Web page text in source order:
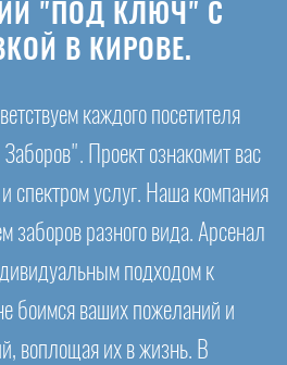
"ПОД КЛЮЧ" С
В КИРОВЕ.
каждого посетителя
Проект ознакомит вас
спектром услуг. Наша компания
заборов разного вида. Арсенал
подходом к
боимся ваших пожеланий и
воплощая их в жизнь. В